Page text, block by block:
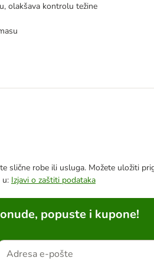
olakšava kontrolu težine
slične robe ili usluga. Možete uložiti
u: Izjavi o zaštiti podataka
popuste i kupone!